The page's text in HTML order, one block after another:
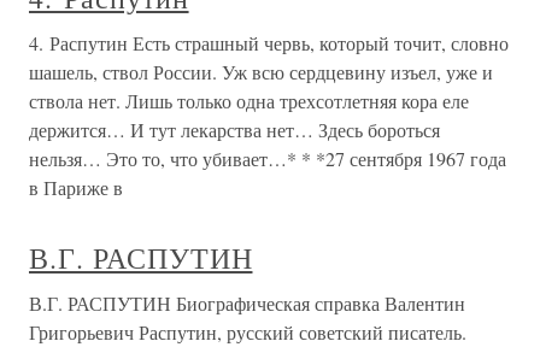
4. Распутин Есть страшный червь, который точит, словно
шашель, ствол России. Уж всю сердцевину изъел, уже и
ствола нет. Лишь только одна трехсотлетняя кора еле
держится… И тут лекарства нет… Здесь бороться
нельзя… Это то, что убивает…* * *27 сентября 1967 года
в Париже в
В.Г. РАСПУТИН
В.Г. РАСПУТИН Биографическая справка Валентин
Григорьевич Распутин, русский советский писатель.